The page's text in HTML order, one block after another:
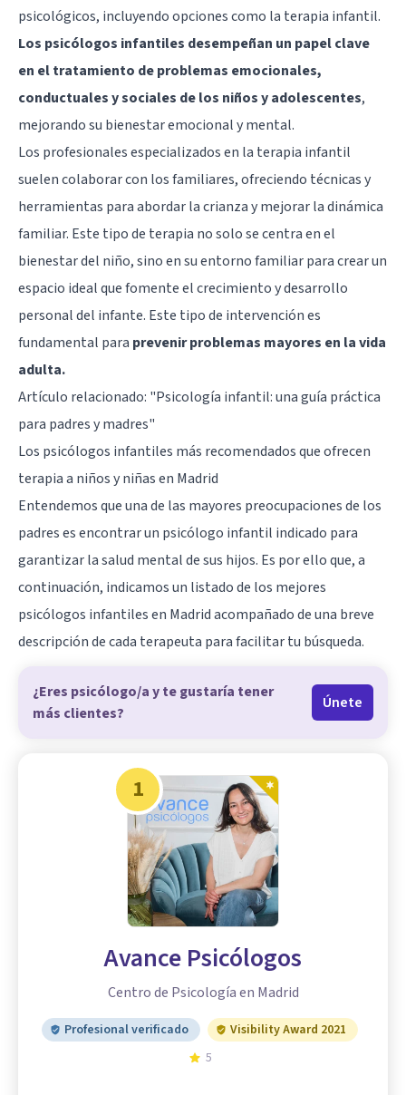
psicológicos, incluyendo opciones como la terapia infantil.
Los psicólogos infantiles desempeñan un papel clave
en el tratamiento de problemas emocionales,
conductuales y sociales de los niños y adolescentes,
mejorando su bienestar emocional y mental.
Los profesionales especializados en la terapia infantil
suelen colaborar con los familiares, ofreciendo técnicas y
herramientas para abordar la crianza y mejorar la dinámica
familiar. Este tipo de terapia no solo se centra en el
bienestar del niño, sino en su entorno familiar para crear un
espacio ideal que fomente el crecimiento y desarrollo
personal del infante. Este tipo de intervención es
fundamental para prevenir problemas mayores en la vida
adulta.
Artículo relacionado: "Psicología infantil: una guía práctica
para padres y madres"
Los psicólogos infantiles más recomendados que ofrecen
terapia a niños y niñas en Madrid
Entendemos que una de las mayores preocupaciones de los
padres es encontrar un psicólogo infantil indicado para
garantizar la salud mental de sus hijos. Es por ello que, a
continuación, indicamos un listado de los mejores
psicólogos infantiles en Madrid acompañado de una breve
descripción de cada terapeuta para facilitar tu búsqueda.
¿Eres psicólogo/a y te gustaría tener
más clientes?
Únete
1
Avance Psicólogos
Centro de Psicología en Madrid
Profesional verificado
Visibility Award 2021
5